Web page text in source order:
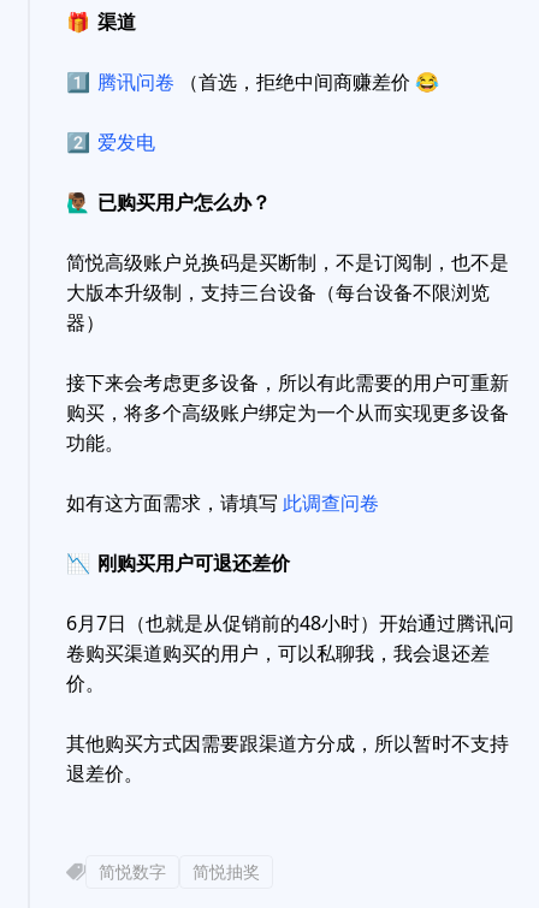
🎁 渠道
1️⃣ 腾讯问卷 （首选，拒绝中间商赚差价 😂
2️⃣ 爱发电
🙋🏾‍♂️ 已购买用户怎么办？
简悦高级账户兑换码是买断制，不是订阅制，也不是
大版本升级制，支持三台设备（每台设备不限浏览
器）
接下来会考虑更多设备，所以有此需要的用户可重新
购买，将多个高级账户绑定为一个从而实现更多设备
功能。
如有这方面需求，请填写 此调查问卷
📉 刚购买用户可退还差价
6月7日（也就是从促销前的48小时）开始通过腾讯问
卷购买渠道购买的用户，可以私聊我，我会退还差
价。
其他购买方式因需要跟渠道方分成，所以暂时不支持
退差价。
简悦数字 简悦抽奖